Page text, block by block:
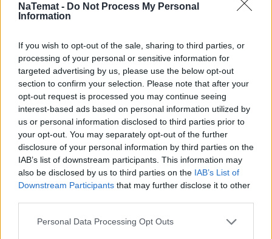
NaTemat - Do Not Process My Personal
Information
If you wish to opt-out of the sale, sharing to third parties, or
processing of your personal or sensitive information for
targeted advertising by us, please use the below opt-out
section to confirm your selection. Please note that after your
opt-out request is processed you may continue seeing
interest-based ads based on personal information utilized by
us or personal information disclosed to third parties prior to
your opt-out. You may separately opt-out of the further
disclosure of your personal information by third parties on the
IAB’s list of downstream participants. This information may
also be disclosed by us to third parties on the IAB’s List of
Downstream Participants that may further disclose it to other
Personal Data Processing Opt Outsgodzinami w kuchni? Sprawdziłam,